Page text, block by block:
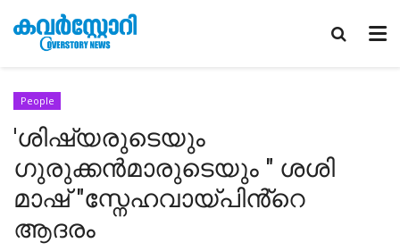
People
'ശിഷ്യരുടെയും
ഗുരുക്കൻമാരുടെയും " ശശി
മാഷ് "സ്നേഹവായ്പിൻ്റെ
ആദരം